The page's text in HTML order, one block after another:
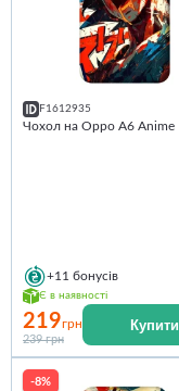
F1612935
Чохол на Oppo A6 Anime
+11 бонусів
Є в наявності
219грн
239 грн
Купити
-8%